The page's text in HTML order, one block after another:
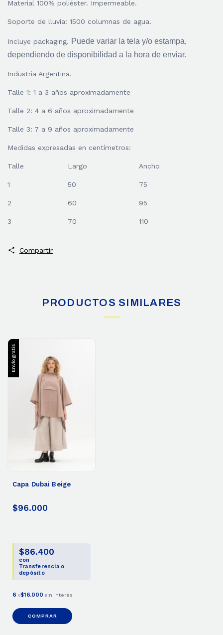
Material 100% poliéster. Impermeable.
Soporte de lluvia: 1500 columnas de agua.
Incluye packaging. Puede variar la tela y/o estampa,
dependiendo de disponibilidad a la hora de enviar.
Industria Argentina.
Talle 1: 1 a 3 años aproximadamente
Talle 2: 4 a 6 años aproximadamente
Talle 3: 7 a 9 años aproximadamente
Medidas expresadas en centímetros:
Talle Largo Ancho
1 50 75
2 60 95
3 70 110
Compartir
PRODUCTOS SIMILARES
Envío gratis
Capa Dubai Beige
$96.000
$86.400
con
Transferencia o
depósito
6 x$16.000 sin interés
COMPRAR